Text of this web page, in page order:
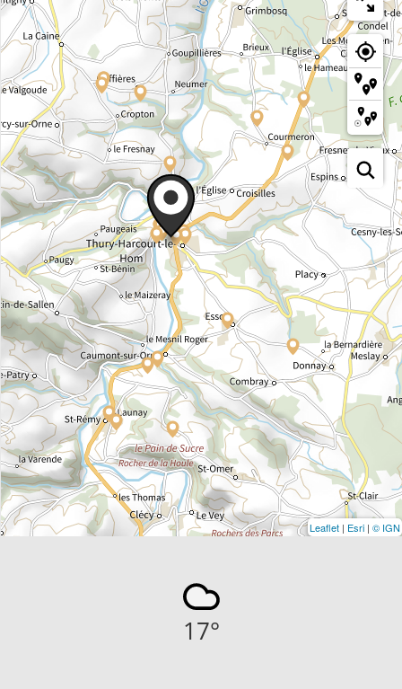
Leaflet | Esri | © IGN
17°